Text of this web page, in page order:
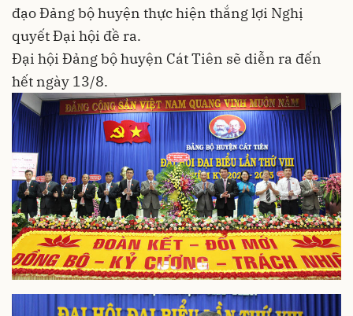
đạo Đảng bộ huyện thực hiện thắng lợi Nghị
quyết Đại hội đề ra.
Đại hội Đảng bộ huyện Cát Tiên sẽ diễn ra đến
hết ngày 13/8.